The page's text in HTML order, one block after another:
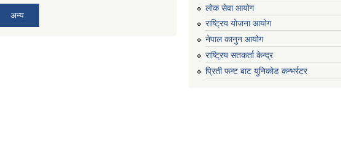
अन्य
लोक सेवा आयोग
राष्ट्रिय योजना आयोग
नेपाल कानुन आयोग
राष्ट्रिय सतकर्ता केन्द्र
प्रिती फन्ट बाट युनिकोड कन्भर्रटर